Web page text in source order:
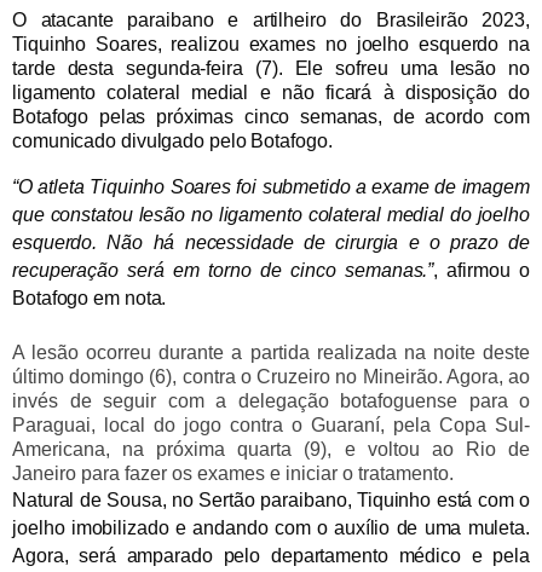
O atacante paraibano e artilheiro do Brasileirão 2023,
Tiquinho Soares, realizou exames no joelho esquerdo na
tarde desta segunda-feira (7). Ele sofreu uma lesão no
ligamento colateral medial e não ficará à disposição do
Botafogo pelas próximas cinco semanas, de acordo com
comunicado divulgado pelo Botafogo.
“O atleta Tiquinho Soares foi submetido a exame de imagem
que constatou lesão no ligamento colateral medial do joelho
esquerdo. Não há necessidade de cirurgia e o prazo de
recuperação será em torno de cinco semanas.”, afirmou o
Botafogo em nota.
A lesão ocorreu durante a partida realizada na noite deste
último domingo (6), contra o Cruzeiro no Mineirão. Agora, ao
invés de seguir com a delegação botafoguense para o
Paraguai, local do jogo contra o Guaraní, pela Copa Sul-
Americana, na próxima quarta (9), e voltou ao Rio de
Janeiro para fazer os exames e iniciar o tratamento.
Natural de Sousa, no Sertão paraibano, Tiquinho está com o
joelho imobilizado e andando com o auxílio de uma muleta.
Agora, será amparado pelo departamento médico e pela